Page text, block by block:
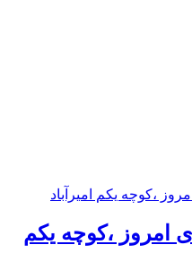
امروز ،کوچه یکم